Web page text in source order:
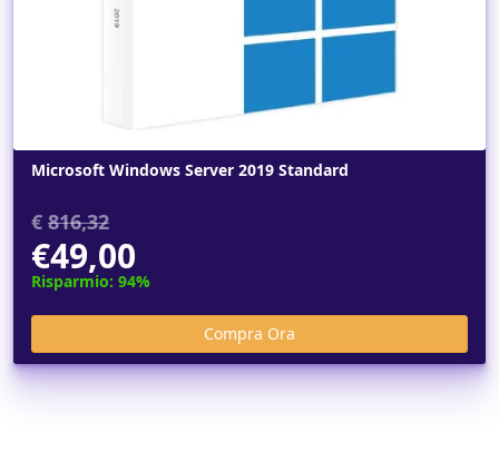
Microsoft Windows Server 2019 Standard
€ 816,32
€49,00
Risparmio: 94%